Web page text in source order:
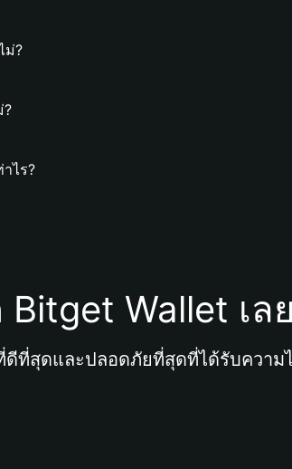
ม่?
?
ไร?
Wallet เลย
ที่สุดและปลอดภัยที่สุดที่ได้รับความ